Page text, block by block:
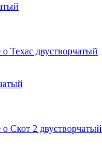
о Техас двустворчатый
о Скот 2 двустворчатый